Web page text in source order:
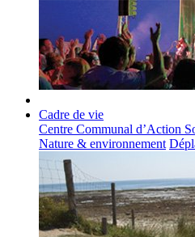
Cadre de vie
Centre Communal d’Action
Nature & environnement